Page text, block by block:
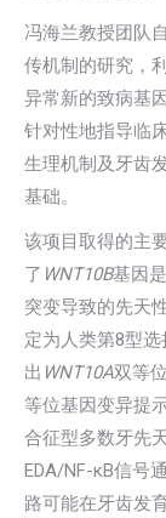
冯海兰教授团队
传机制的研究，
异常新的致病基
针对性地指导临
生理机制及牙齿
基础。
该项目取得的主
了 WNT10B基因
突变导致的先天
定为人类第8型选
出 WNT10A双等
等位基因变异提
合征型多数牙先
EDA/NF-κB信号
路可能在牙齿发